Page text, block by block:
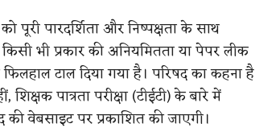
पूरी पारदर्शिता और निष्पक्षता के साथ
भी प्रकार की अनियमितता या पेपर लीक
टाल दिया गया है। परिषद का कहना है
पात्रता परीक्षा (टीईटी) के बारे में
की वेबसाइट पर प्रकाशित की जाएगी।